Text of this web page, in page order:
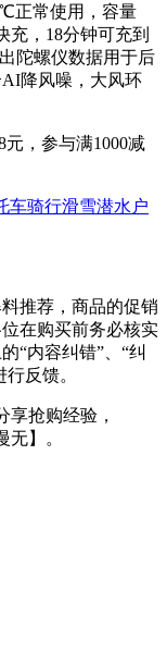
正常使用，容量
充，18分钟可充到
陀螺仪数据用于后
降风噪，大风环
元，参与满1000减
车骑行滑雪潜水户
推荐，商品的促销
在购买前务必核实
“内容纠错”、“纠
反馈。
享抢购经验，
】。